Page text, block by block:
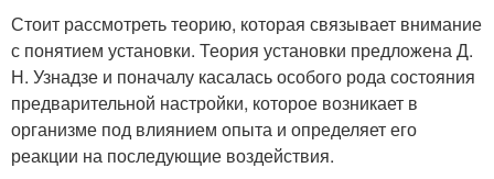
Стоит рассмотреть теорию, которая связывает внимание
с понятием установки. Теория установки предложена Д.
Н. Узнадзе и поначалу касалась особого рода состояния
предварительной настройки, которое возникает в
организме под влиянием опыта и определяет его
реакции на последующие воздействия.